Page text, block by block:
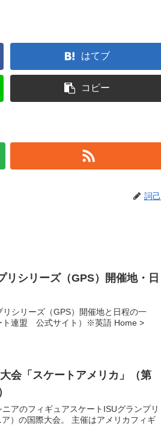
はてブ
コピー
詞己
シリーズ（GPS）開催地・日
シリーズ（GPS）開催地と日程の一
ト連盟 公式サイト）※英語 Home >
会「スケートアメリカ」（第
アのフィギュアスケートISUグランプリ
）の国際大会。 主催はアメリカフィギ